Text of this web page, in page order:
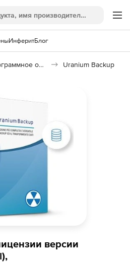
ИнферитБлог
Программное обеспечение для резервного копирования Uranium Backup
версии